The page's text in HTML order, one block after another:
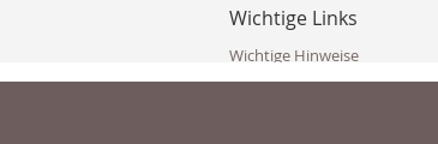
10
Wichtige Links
Wichtige Hinweise
Häufig gestellte Fragen (FAQ)